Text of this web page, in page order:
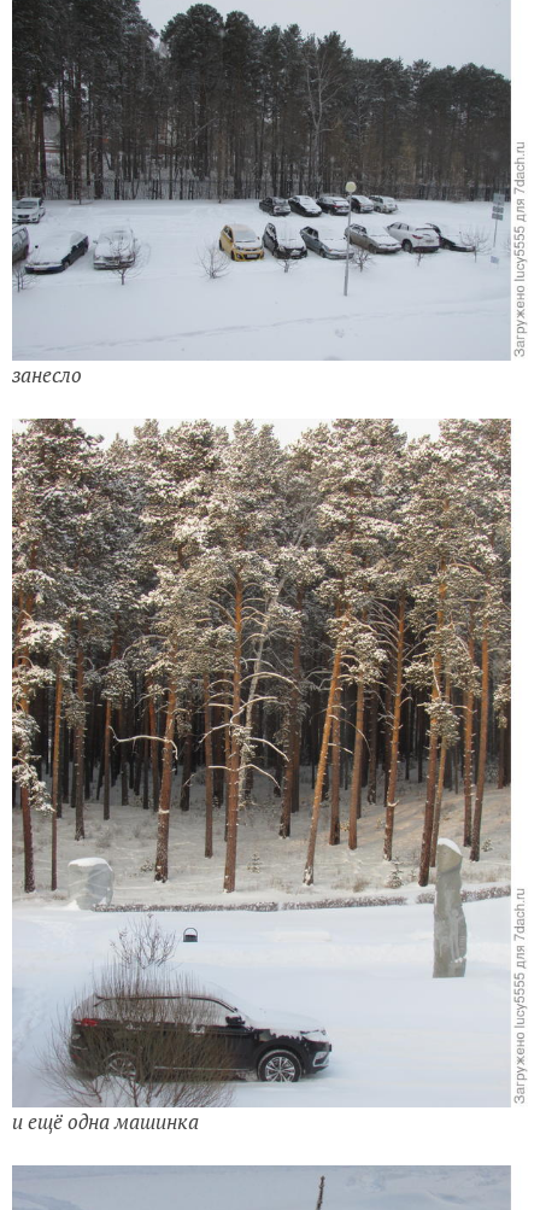
А где-то всё ещё лето. Цветы Иерусалима в октябре 2018
занесло
и ещё одна машинка